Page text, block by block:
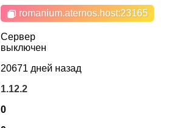
romanium.aternos.host:23165
Сервер
выключен
20671 дней назад
1.12.2
0